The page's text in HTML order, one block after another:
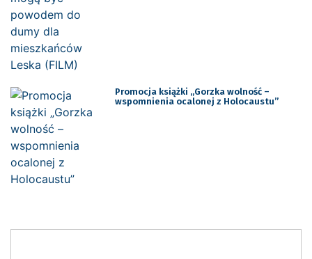
Promocja książki „Gorzka wolność –
wspomnienia ocalonej z Holocaustu”